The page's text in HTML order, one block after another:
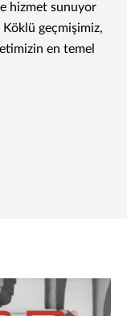
hizmet sunuyor
geçmişimiz,
en temel